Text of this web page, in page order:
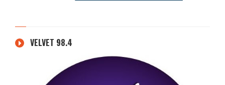
VELVET 98.4